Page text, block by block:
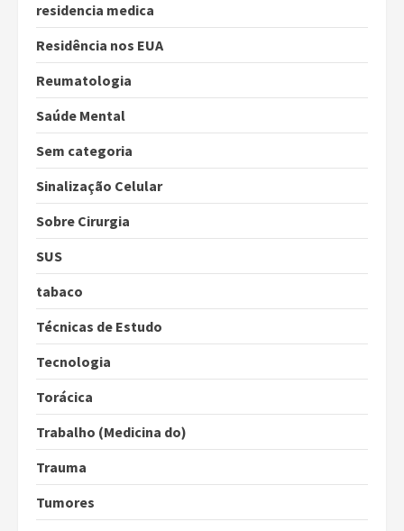
residencia medica
Residência nos EUA
Reumatologia
Saúde Mental
Sem categoria
Sinalização Celular
Sobre Cirurgia
SUS
tabaco
Técnicas de Estudo
Tecnologia
Torácica
Trabalho (Medicina do)
Trauma
Tumores